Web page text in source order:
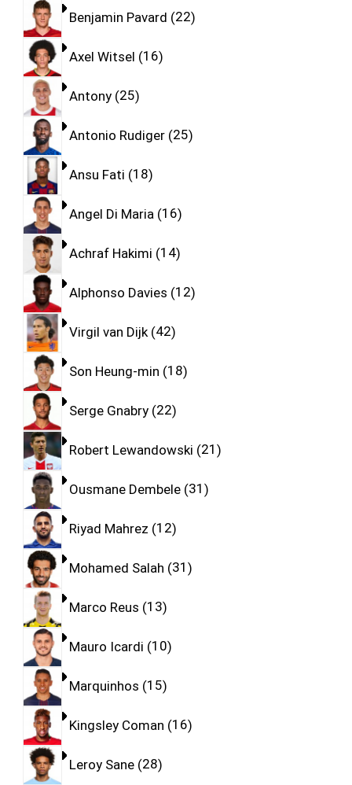
Benjamin Pavard 22
Axel Witsel 16
Antony 25
Antonio Rudiger 25
Ansu Fati 18
Angel Di Maria 16
Achraf Hakimi 14
Alphonso Davies 12
Virgil van Dijk 42
Son Heung-min 18
Serge Gnabry 22
Robert Lewandowski 21
Ousmane Dembele 31
Riyad Mahrez 12
Mohamed Salah 31
Marco Reus 13
Mauro Icardi 10
Marquinhos 15
Kingsley Coman 16
Leroy Sane 28